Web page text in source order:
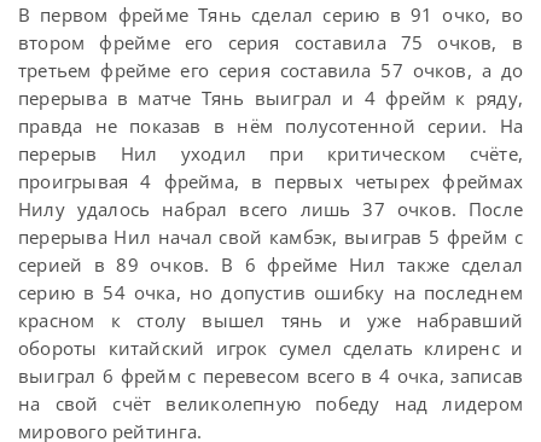
В первом фрейме Тянь сделал серию в 91 очко, во
втором фрейме его серия составила 75 очков, в
третьем фрейме его серия составила 57 очков, а до
перерыва в матче Тянь выиграл и 4 фрейм к ряду,
правда не показав в нём полусотенной серии. На
перерыв Нил уходил при критическом счёте,
проигрывая 4 фрейма, в первых четырех фреймах
Нилу удалось набрал всего лишь 37 очков. После
перерыва Нил начал свой камбэк, выиграв 5 фрейм с
серией в 89 очков. В 6 фрейме Нил также сделал
серию в 54 очка, но допустив ошибку на последнем
красном к столу вышел тянь и уже набравший
обороты китайский игрок сумел сделать клиренс и
выиграл 6 фрейм с перевесом всего в 4 очка, записав
на свой счёт великолепную победу над лидером
мирового рейтинга.